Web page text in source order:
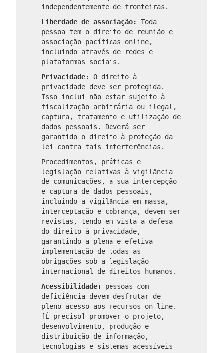
independentemente de fronteiras.
Liberdade de associação:
Toda
pessoa tem o direito de reunião e
associação pacíficas online,
incluindo através de redes e
plataformas sociais.
Privacidade:
O direito à
privacidade deve ser protegida.
Isso inclui não estar sujeito à
fiscalização arbitrária ou ilegal,
captura, tratamento e utilização de
dados pessoais. Deverá ser
garantido o direito à proteção da
lei contra tais interferências.
Procedimentos, práticas e
legislação relativas à vigilância
de comunicações, a sua intercepção
e captura de dados pessoais,
incluindo a vigilância em massa,
interceptação e cobrança, devem ser
revistas, tendo em vista a defesa
do direito à privacidade,
garantindo a plena e efetiva
implementação de todas as
obrigações sob a legislação
internacional de direitos humanos.
Acessibilidade:
pessoas com
deficiência devem desfrutar de
pleno acesso aos recursos on-line.
[É preciso] promover o projeto,
desenvolvimento, produção e
distribuição de informação,
tecnologias e sistemas acessíveis